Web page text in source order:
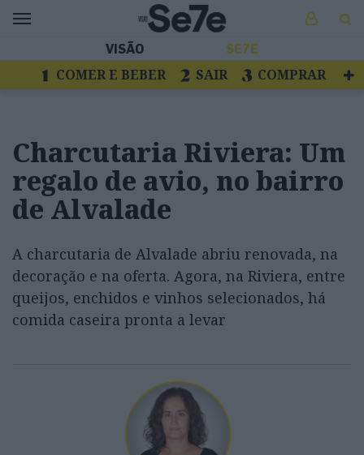
VISÃO SE7E
COMER E BEBER SAIR
COMPRAR
Charcutaria Riviera: Um
regalo de avio, no bairro
de Alvalade
A charcutaria de Alvalade abriu renovada, na
decoração e na oferta. Agora, na Riviera, entre
queijos, enchidos e vinhos selecionados, há
comida caseira pronta a levar